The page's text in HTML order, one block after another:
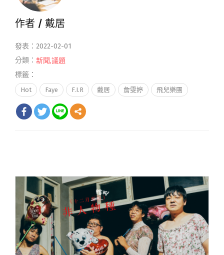
作者 / 戴居
發表：2022-02-01
分類： 新聞,議題
標籤：
Hot Faye F.I.R 戴居 詹雯婷 飛兒樂團